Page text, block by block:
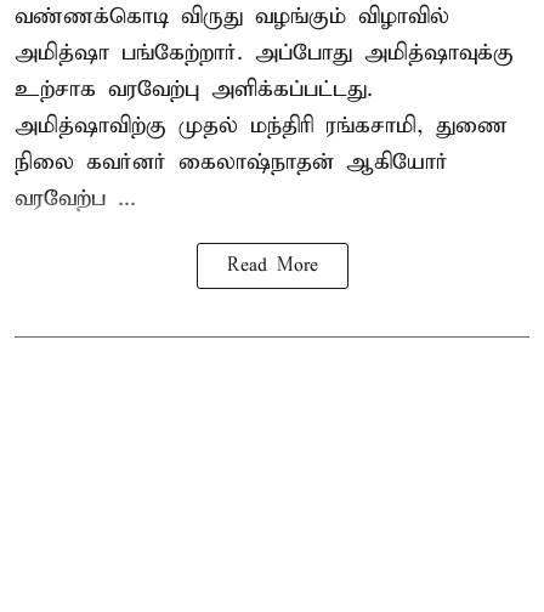
வண்ணக்கொடி விருது வழங்கும் விழாவில்
அமித்ஷா பங்கேற்றார். அப்போது அமித்ஷாவுக்கு
உற்சாக வரவேற்பு அளிக்கப்பட்டது.
அமித்ஷாவிற்கு முதல் மந்திரி ரங்கசாமி, துணை
நிலை கவர்னர் கைலாஷ்நாதன் ஆகியோர்
வரவேற்ப ...
Read More